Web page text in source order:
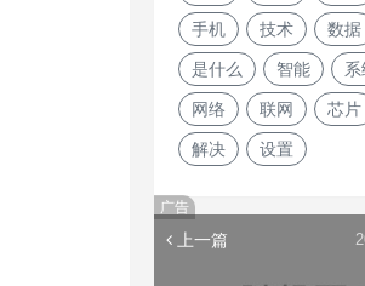
手机 技术 数据
是什么 智能
网络 联网 芯片
解决 设置
广告
上一篇